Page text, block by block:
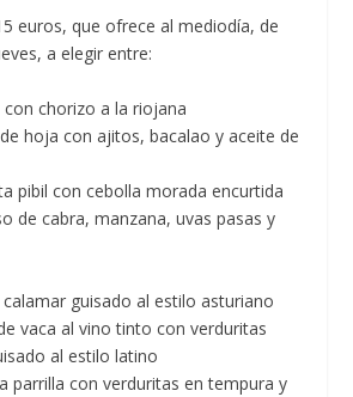
euros,que ofrece al mediodía, de
a elegir entre:
chorizo a la riojana
hoja con ajitos, bacalao y aceite de
pibil con cebolla morada encurtida
de cabra, manzana, uvas pasas y
guisado al estilo asturiano
vaca al vino tinto con verduritas
al estilo latino
parrilla con verduritas en tempura y